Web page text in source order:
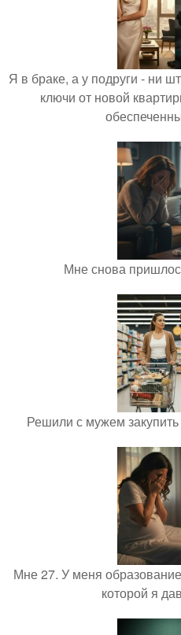
Я в браке, а у подруги - ни
ключи от новой
Мне снова
Решили с мужем
Мне 27. У меня
которой я